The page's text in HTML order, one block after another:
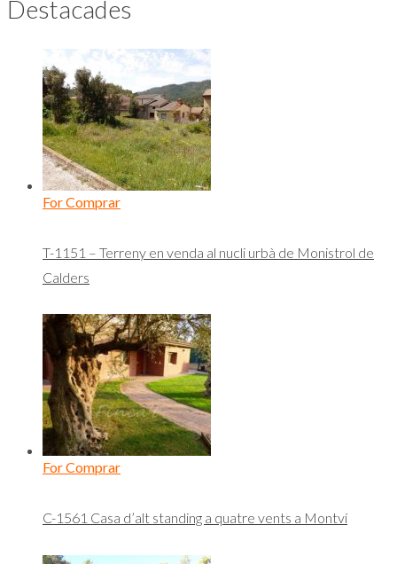
Destacades
For Comprar
T-1151 – Terreny en venda al nucli urbà de Monistrol de
Calders
For Comprar
C-1561 Casa d’alt standing a quatre vents a Montví